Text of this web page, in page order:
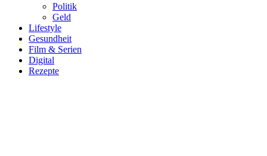
Politik
Geld
Lifestyle
Gesundheit
Film & Serien
Digital
Rezepte